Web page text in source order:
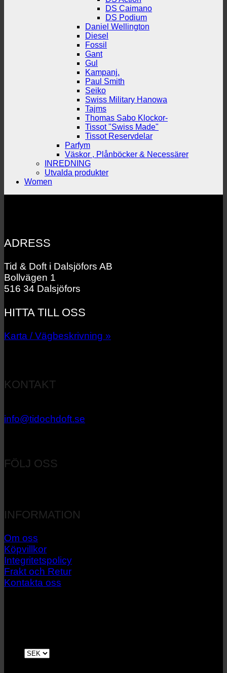
DS Caimano
DS Podium
Daniel Wellington
Diesel
Fossil
Gant
Gul
Kampanj.
Paul Smith
Seiko
Swiss Military Hanowa
Tajms
Thomas Sabo Klockor-
Tissot "Swiss Made"
Tissot Reservdelar
Parfym
Väskor , Plånböcker & Necessärer
INREDNING
Utvalda produkter
Women
ADRESS
Tid & Doft i Dalsjöfors AB
Bollvägen 1
516 34 Dalsjöfors
HITTA TILL OSS
Karta / Vägbeskrivning »
KONTAKT
info@tidochdoft.se
FÖLJ OSS
INFORMATION
Om oss
Köpvillkor
Integritetspolicy
Frakt och Retur
Kontakta oss